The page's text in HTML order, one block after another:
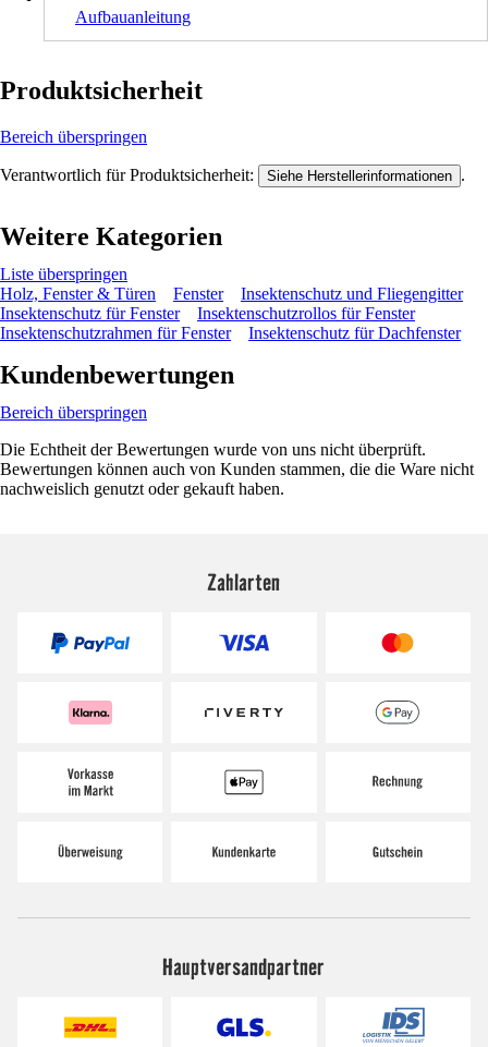
Aufbauanleitung
Produktsicherheit
Bereich überspringen
Verantwortlich für Produktsicherheit: Siehe Herstellerinformationen .
Weitere Kategorien
Liste überspringen
Holz, Fenster & Türen
Fenster
Insektenschutz und Fliegengitter
Insektenschutz für Fenster
Insektenschutzrollos für Fenster
Insektenschutzrahmen für Fenster
Insektenschutz für Dachfenster
Kundenbewertungen
Bereich überspringen
Die Echtheit der Bewertungen wurde von uns nicht überprüft.
Bewertungen können auch von Kunden stammen, die die Ware nicht
nachweislich genutzt oder gekauft haben.
Zahlarten
Hauptversandpartner